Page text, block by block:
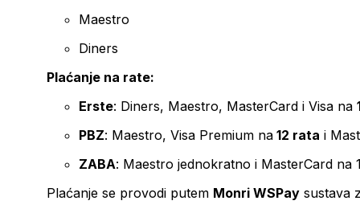
Maestro
Diners
Plaćanje na rate:
Erste: Diners, Maestro, MasterCard i Visa na
PBZ: Maestro, Visa Premium na 12 rata i
ZABA: Maestro jednokratno i MasterCard na
Plaćanje se provodi putem Monri WSPay sustava